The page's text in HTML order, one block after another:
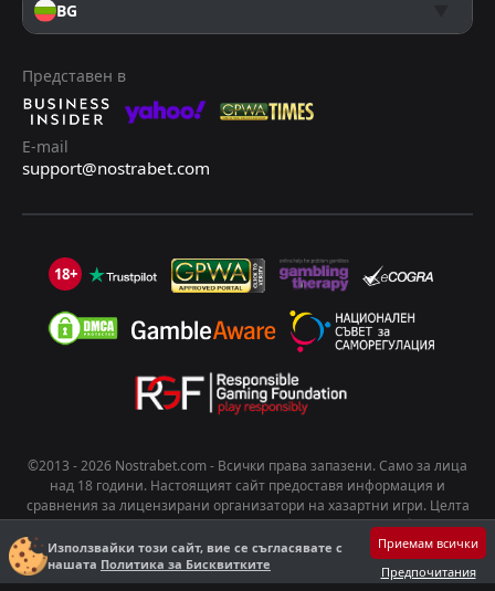
Използвайки този сайт, вие се съгласявате с
нашата Политика за Бисквитките
Приемам всички
Предпочитания
BG
Представен в
E-mail
support@nostrabet.com
18+
©2013 - 2026 Nostrabet.com - Всички пpaвa зaпaзeни. Само за лица
над 18 години. Настоящият сайт предоставя информация и
сравнения за лицензирани организатори на хазартни игри. Целта
на съдържанието е да подпомогне информирания избор на
потребителите. Хазартът носи риск от развиване на зависимост.
Играйте отговорно!